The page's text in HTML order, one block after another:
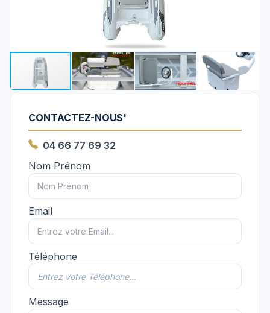
CONTACTEZ-NOUS'
04 66 77 69 32
Nom Prénom
Email
Téléphone
Message